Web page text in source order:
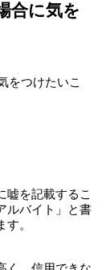
合に気を
をつけたいこ
嘘を記載するこ
ルバイト」と書
。